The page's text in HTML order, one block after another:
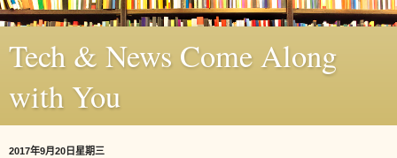
Tech & News Come Along
with You
2017年9月20日星期三